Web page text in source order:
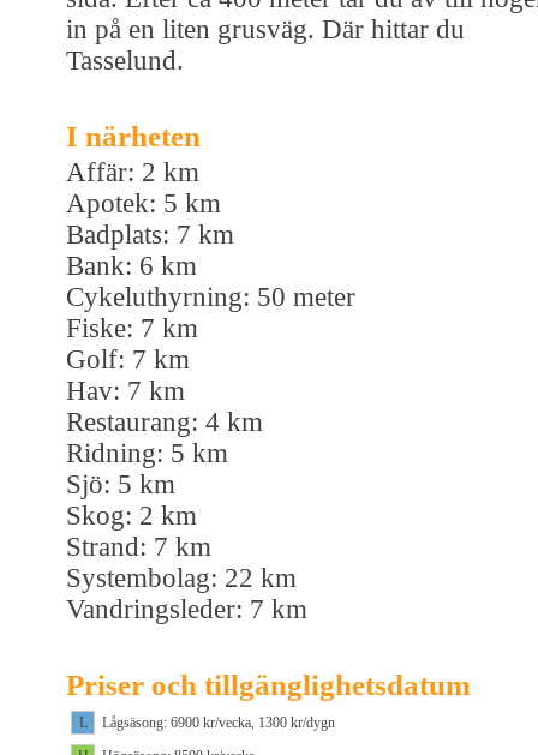
in på en liten grusväg. Där hittar du
Tasselund.
I närheten
Affär: 2 km
Apotek: 5 km
Badplats: 7 km
Bank: 6 km
Cykeluthyrning: 50 meter
Fiske: 7 km
Golf: 7 km
Hav: 7 km
Restaurang: 4 km
Ridning: 5 km
Sjö: 5 km
Skog: 2 km
Strand: 7 km
Systembolag: 22 km
Vandringsleder: 7 km
Priser och tillgänglighetsdatum
L
Lågsäsong: 6900 kr/vecka, 1300 kr/dygn